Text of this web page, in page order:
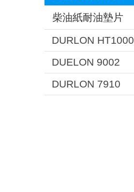
柴油紙耐油墊片
DURLON HT1000
DUELON 9002
DURLON 7910